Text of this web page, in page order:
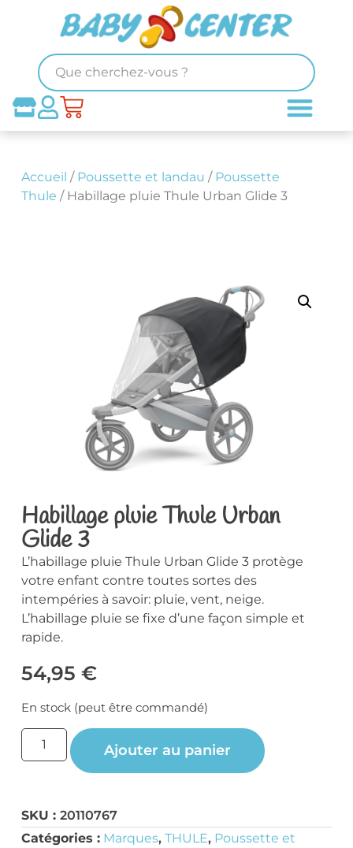
Accueil / Poussette et landau / Poussette
Thule / Habillage pluie Thule Urban Glide 3
Habillage pluie Thule Urban
Glide 3
L’habillage pluie Thule Urban Glide 3 protège
votre enfant contre toutes sortes des
intempéries à savoir: pluie, vent, neige.
L’habillage pluie se fixe d’une façon simple et
rapide.
54,95 €
En stock (peut être commandé)
Ajouter au panier
SKU : 20110767
Catégories : Marques, THULE, Poussette et